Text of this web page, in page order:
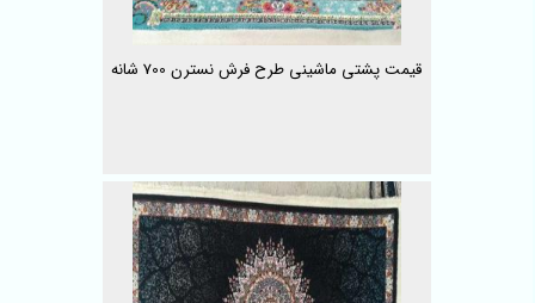
قیمت پشتی ماشینی طرح فرش نسترن 700 شانه